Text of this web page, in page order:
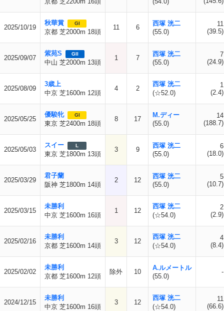
2025/10/19
秋華賞 GI
京都 芝2000m 18頭
11 6
西塚 洸二
(55.0)
11
(39.5)
2025/09/07
紫苑S GII
中山 芝2000m 13頭
1 7
西塚 洸二
(55.0)
7
(24.9)
2025/08/09
3歳上
中京 芝1600m 12頭
4 2
西塚 洸二
(☆52.0)
1
(2.4)
2025/05/25
優駿牝 GI
東京 芝2400m 18頭
8 17
M.ディー
(55.0)
14
(188.7)
2025/05/03
スイー L
東京 芝1800m 13頭
3 9
西塚 洸二
(55.0)
6
(18.0)
2025/03/29
君子蘭
阪神 芝1800m 14頭
2 12
西塚 洸二
(55.0)
5
(10.7)
2025/03/15
未勝利
中京 芝1600m 16頭
1 12
西塚 洸二
(☆54.0)
2
(2.9)
2025/02/16
未勝利
京都 芝1600m 14頭
3 12
西塚 洸二
(☆54.0)
4
(8.4)
2025/02/02
未勝利
京都 芝1600m 12頭
除外 10
A.ルメートル
(55.0)
-
2024/12/15
未勝利
中京 芝1600m 16頭
3 12
西塚 洸二
(☆54.0)
11
(66.6)